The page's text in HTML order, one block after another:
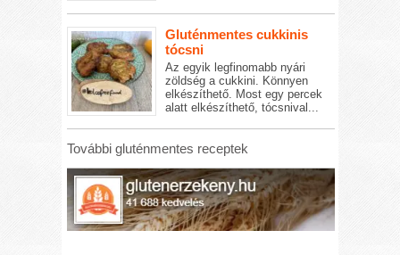
Gluténmentes cukkinis
tócsni
Az egyik legfinomabb nyári
zöldség a cukkini. Könnyen
elkészíthető. Most egy percek
alatt elkészíthető, tócsnival...
További gluténmentes receptek